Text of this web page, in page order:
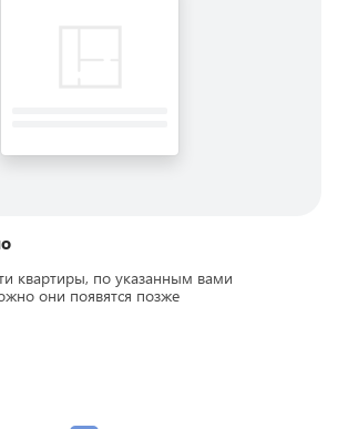
квартиры, по указанным вами
они появятся позже